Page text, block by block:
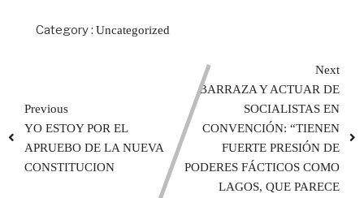
Category : Uncategorized
Previous
YO ESTOY POR EL
APRUEBO DE LA NUEVA
CONSTITUCION
Next
BARRAZA Y ACTUAR DE
SOCIALISTAS EN
CONVENCIÓN: “TIENEN
FUERTE PRESIÓN DE
PODERES FÁCTICOS COMO
LAGOS, QUE PARECE